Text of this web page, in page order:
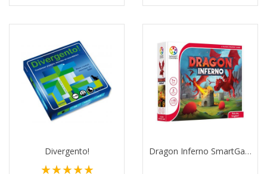
Divergento!
Waardering:
Dragon Inferno SmartGames